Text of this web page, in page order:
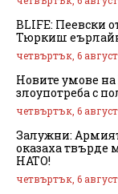
BLIFE: Пеевски
Тюркиш
четвъртък, 6
Новите умове
злоупотреба с
четвъртък, 6
Залужни:
оказаха твърде
НАТО!
четвъртък, 6